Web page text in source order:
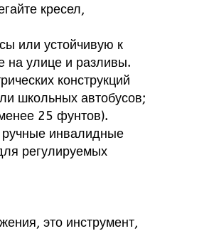
кресел,
или устойчивую к
на улице и разливы.
конструкций
школьных автобусов;
25 фунтов).
инвалидные
регулируемых
это инструмент,